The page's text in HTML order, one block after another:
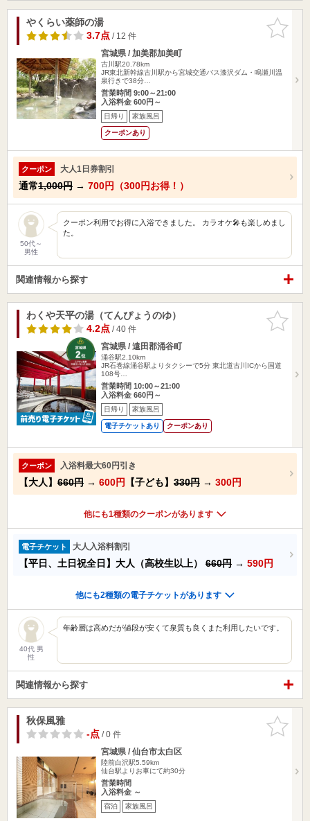
お気に入
りに追加
やくらい薬師の湯
3.7点/ 12 件
宮城県 / 加美郡加美町
古川駅20.78km
JR東北新幹線古川駅から宮城交通バス漆沢ダム・鳴瀬川温
泉行きで38分…
営業時間 9:00～21:00
入浴料金 600円～
日帰り 家族風呂
クーポンあり
クーポン 大人1日券割引
通常1,000円 → 700円（300円お得！）
50代～
男性
クーポン利用でお得に入浴できました。 カラオケ🎤も楽しめまし
た。
関連情報から探す
お気に入
りに追加
わくや天平の湯（てんぴょうのゆ）
4.2点/ 40 件
宮城県 / 遠田郡涌谷町
涌谷駅2.10km
JR石巻線涌谷駅よりタクシーで5分 東北道古川ICから国道
108号…
営業時間 10:00～21:00
入浴料金 660円～
日帰り 家族風呂
電子チケットあり クーポンあり
クーポン 入浴料最大60円引き
【大人】 660円 → 600円 【子ども】 330円 → 300円
他にも1種類のクーポンがあります
電子チケット 大人入浴料割引
【平日、土日祝全日】大人（高校生以上） 660円 → 590円
他にも2種類の電子チケットがあります
40代 男
性
年齢層は高めだが値段が安くて泉質も良くまた利用したいです。
関連情報から探す
お気に入
りに追加
秋保風雅
-点/ 0 件
宮城県 / 仙台市太白区
陸前白沢駅5.59km
仙台駅よりお車にて約30分
営業時間
入浴料金 ～
宿泊 家族風呂